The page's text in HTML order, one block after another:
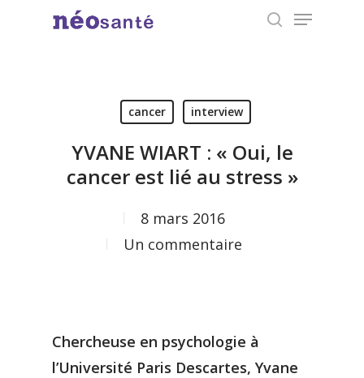
Menu
cancer interview
YVANE WIART : « Oui, le
cancer est lié au stress »
8 mars 2016
Un commentaire
Chercheuse en psychologie à
l’Université Paris Descartes, Yvane